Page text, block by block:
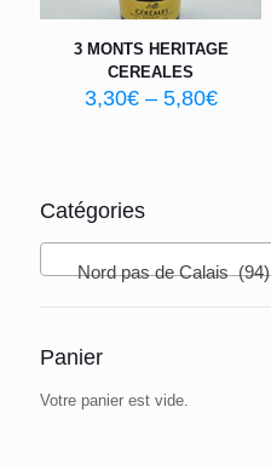
3 MONTS HERITAGE
CEREALES
3,30€– 5,80€
Catégories
Nord pas de Calais (94)
Panier
Votre panier est vide.